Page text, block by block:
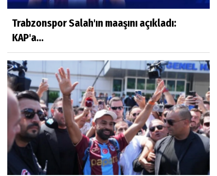
Trabzonspor Salah'ın maaşını açıkladı:
KAP'a...